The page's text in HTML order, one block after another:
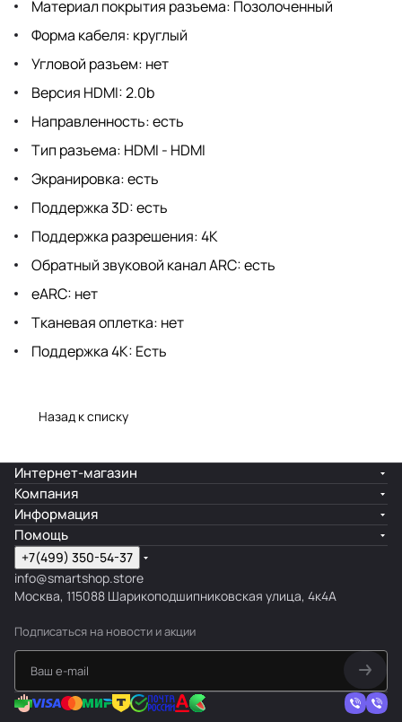
Материал покрытия разъема: Позолоченный
Форма кабеля: круглый
Угловой разъем: нет
Версия HDMI: 2.0b
Направленность: есть
Тип разъема: HDMI - HDMI
Экранировка: есть
Поддержка 3D: есть
Поддержка разрешения: 4K
Обратный звуковой канал ARC: есть
eARC: нет
Тканевая оплетка: нет
Поддержка 4К: Есть
Назад к списку
Интернет-магазин
Компания
Информация
Помощь
+7(499) 350-54-37
info@smartshop.store
Москва, 115088 Шарикоподшипниковская улица, 4к4А
Подписаться на новости и акции